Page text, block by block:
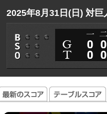
2025年8月31日(日) 対巨